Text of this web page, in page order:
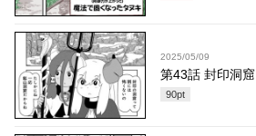
2025/05/09
第43話 封印洞窟
90pt